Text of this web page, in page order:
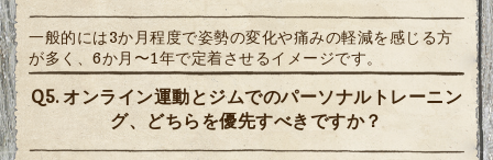
一般的には3か月程度で姿勢の変化や痛みの軽減を感じる方
が多く、6か月〜1年で定着させるイメージです。
Q5. オンライン運動とジムでのパーソナルトレーニン
グ、どちらを優先すべきですか？